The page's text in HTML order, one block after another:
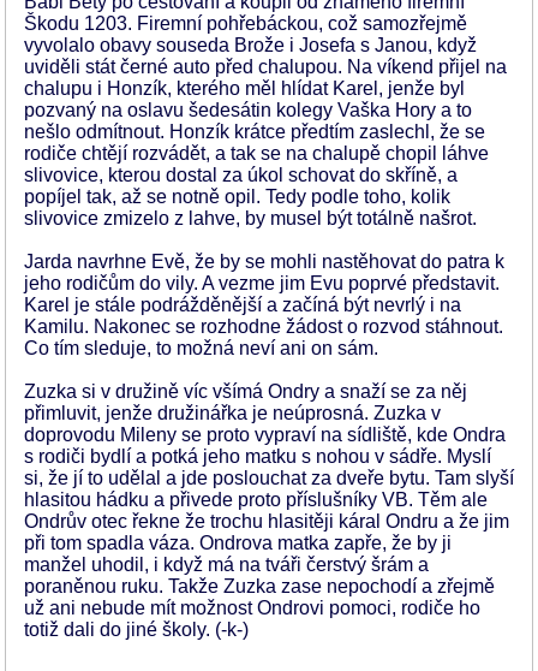
Škodu 1203. Firemní pohřebáckou, což samozřejmě
vyvolalo obavy souseda Brože i Josefa s Janou, když
uviděli stát černé auto před chalupou. Na víkend přijel na
chalupu i Honzík, kterého měl hlídat Karel, jenže byl
pozvaný na oslavu šedesátin kolegy Vaška Hory a to
nešlo odmítnout. Honzík krátce předtím zaslechl, že se
rodiče chtějí rozvádět, a tak se na chalupě chopil láhve
slivovice, kterou dostal za úkol schovat do skříně, a
popíjel tak, až se notně opil. Tedy podle toho, kolik
slivovice zmizelo z lahve, by musel být totálně našrot.
Jarda navrhne Evě, že by se mohli nastěhovat do patra k
jeho rodičům do vily. A vezme jim Evu poprvé představit.
Karel je stále podrážděnější a začíná být nevrlý i na
Kamilu. Nakonec se rozhodne žádost o rozvod stáhnout.
Co tím sleduje, to možná neví ani on sám.
Zuzka si v družině víc všímá Ondry a snaží se za něj
přimluvit, jenže družinářka je neúprosná. Zuzka v
doprovodu Mileny se proto vypraví na sídliště, kde Ondra
s rodiči bydlí a potká jeho matku s nohou v sádře. Myslí
si, že jí to udělal a jde poslouchat za dveře bytu. Tam slyší
hlasitou hádku a přivede proto příslušníky VB. Těm ale
Ondrův otec řekne že trochu hlasitěji káral Ondru a že jim
při tom spadla váza. Ondrova matka zapře, že by ji
manžel uhodil, i když má na tváři čerstvý šrám a
poraněnou ruku. Takže Zuzka zase nepochodí a zřejmě
už ani nebude mít možnost Ondrovi pomoci, rodiče ho
totiž dali do jiné školy. (-k-)